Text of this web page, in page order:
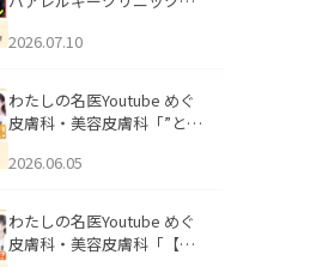
医師が明かす副作用・リバ
公開いたしました。
2026.07.10
わたしの名医Youtube めぐ
皮膚科・美容皮膚科「”とお
ッズの肌悩みに本気で答え
た。
2026.06.05
わたしの名医Youtube めぐ
皮膚科・美容皮膚科「【ヒ